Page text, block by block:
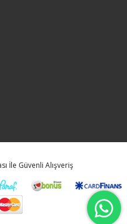
İle Güvenli Alışveriş